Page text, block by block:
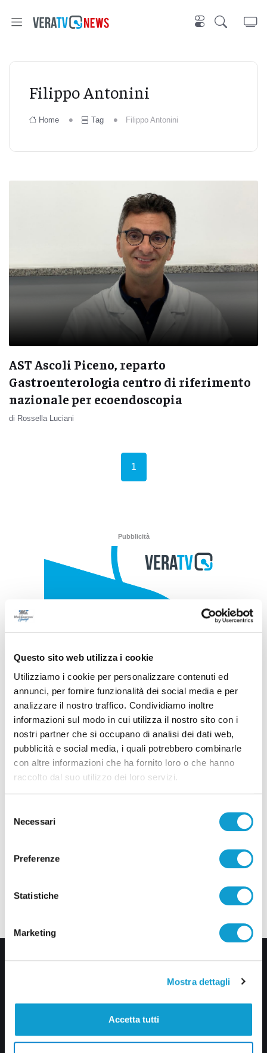
Questo sito web utilizza i cookie
Utilizziamo i cookie per personalizzare contenuti ed
annunci, per fornire funzionalità dei social media e per
analizzare il nostro traffico. Condividiamo inoltre
informazioni sul modo in cui utilizza il nostro sito con i
nostri partner che si occupano di analisi dei dati web,
pubblicità e social media, i quali potrebbero combinarle
con altre informazioni che ha fornito loro o che hanno
raccolto dal suo utilizzo dei loro servizi.
delNecessari
Preferenze
Statistiche
Marketing
Mostra dettagli
Accetta tutti
Filippo Antonini
Home Tag Filippo Antonini
AST Ascoli Piceno, reparto
Gastroenterologia centro di riferimento
nazionale per ecoendoscopia
di Rossella Luciani
1
Pubblicità
Via Pasubio, 36 – 63074 San Benedetto del Tronto (AP)